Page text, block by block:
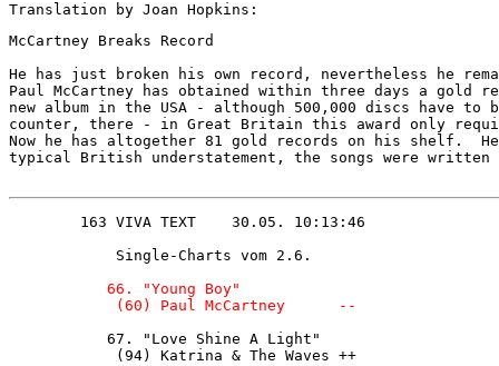
Translation by Joan Hopkins:
McCartney Breaks Record
He has just broken his own record, nevertheless he
Paul McCartney has obtained within three days a gold
new album in the USA - although 500,000 discs have
counter, there - in Great Britain this award only
Now he has altogether 81 gold records on his shelf.
typical British understatement, the songs were
            Single-Charts vom 2.6.
           66. "Young Boy"
           67. "Love Shine A Light"
            (94) Katrina & The Waves ++